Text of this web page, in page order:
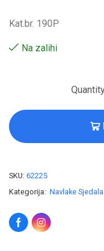
Kat.br. 190P
Na zalihi
SKU: 62225
Kategorija: Navlake Sjedala